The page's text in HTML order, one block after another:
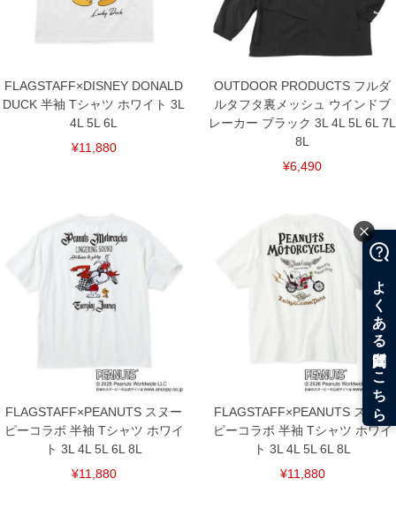
FLAGSTAFF×DISNEY DONALD
DUCK 半袖 Tシャツ ホワイト 3L
4L 5L 6L
¥11,880
OUTDOOR PRODUCTS フルダ
ルタフタ裏メッシュ ウインドブ
レーカー ブラック 3L 4L 5L 6L 7L
8L
¥6,490
FLAGSTAFF×PEANUTS スヌー
ピーコラボ 半袖 Tシャツ ホワイ
ト 3L 4L 5L 6L 8L
¥11,880
FLAGSTAFF×PEANUTS スヌー
ピーコラボ 半袖 Tシャツ ホワイ
ト 3L 4L 5L 6L 8L
¥11,880